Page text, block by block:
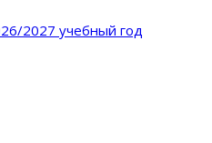
2027 учебный год